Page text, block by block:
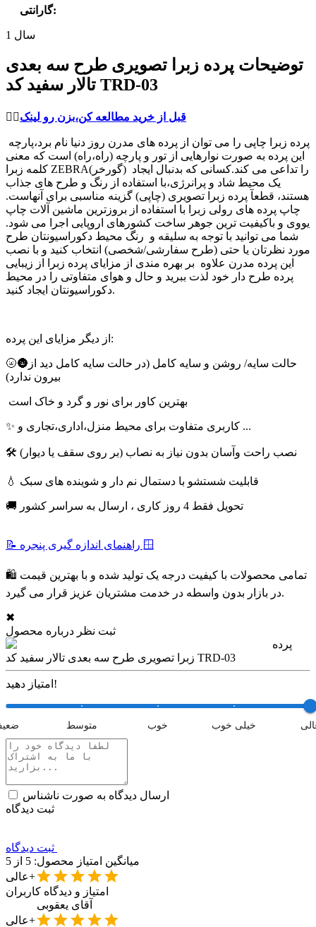
گارانتی:
1 سال
توضیحات پرده زبرا تصویری طرح سه بعدی
تالار سفید کد TRD-03
👈🏻قبل از خرید مطالعه کن،بزن رو لینک
این پرده به صورت نوارهایی از تور و پارچه (راه،راه) است که معنی
کلمه زبرا ZEBRA(گورخر) را تداعی می کند.کسانی که بدنبال ایجاد
یک محیط شاد و پرانرژی،با استفاده از رنگ و طرح های جذاب
هستند، قطعآ پرده زبرا تصویری (چاپی) گزینه مناسبی برای آنهاست.
چاپ پرده های رولی زبرا با استفاده از بروزترین ماشین آلات چاپ
یووی و باکیفیت ترین جوهر ساخت کشورهای اروپایی اجرا می شود.
شما می توانید با توجه به سلیقه و رنگ محیط دکوراسیونتان طرح
مورد نظرتان یا حتی (طرح سفارشی/شخصی) انتخاب کنید و با نصب
این پرده مدرن علاوه بر بهره مندی از مزایای پرده زبرا از زیبایی
پرده طرح دار خود لذت ببرید و حال و هوای متفاوتی را در محیط
دکوراسیونتان ایجاد کنید.
از دیگر مزایای این پرده:
🌝🌚حالت سایه/ روشن و سایه کامل (در حالت سایه کامل دید از
بیرون ندارد)
✨ کاربری متفاوت برای محیط منزل،اداری،تجاری و ...
🛠 نصب راحت وآسان بدون نیاز به نصاب (بر روی سقف یا دیوار)
💧 قابلیت شستشو با دستمال نم دار و شوینده های سبک
🚚 تحویل فقط 4 روز کاری ، ارسال به سراسر کشور
📝 راهنمای اندازه گیری پنجره 🪟
🛍 تمامی محصولات با کیفیت درجه یک تولید شده و با بهترین قیمت
در بازار بدون واسطه در خدمت مشتریان عزیز قرار می گیرد.
✖
ثبت نظر درباره محصول
پرده
زبرا تصویری طرح سه بعدی تالار سفید کد TRD-03
امتیاز دهید!
متوسط خوب خیلی خوب
ارسال دیدگاه به صورت ناشناس
ثبت دیدگاه
میانگین امتیاز محصول: 5 از 5
عالی+
امتیاز و دیدگاه کاربران
آقای یعقوبی
عالی+